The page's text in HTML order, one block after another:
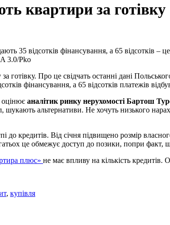
квартири за готівку
35 відсотків фінансування, а 65 відсотків –
3.0/Pko
готівку. Про це свідчать останні дані
фінансування, а 65 відсотків платежів
оцінює аналітик ринку нерухомості Бартош
шукають альтернативи. Не хочуть низького
до кредитів. Від січня підвищено розмір
це обмежує доступ до позики, попри
плюс» не має впливу на кількість кредитів.
, купівля